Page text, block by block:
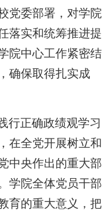
党委部署，对学院
落实和统筹推进提
院中心工作紧密结
确保取得扎实成
行正确政绩观学习
在全党开展树立和
中央作出的重大部
学院全体党员干部
育的重大意义，把